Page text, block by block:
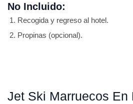
No Incluido:
Recogida y regreso al hotel.
Propinas (opcional).
Jet Ski Marruecos En